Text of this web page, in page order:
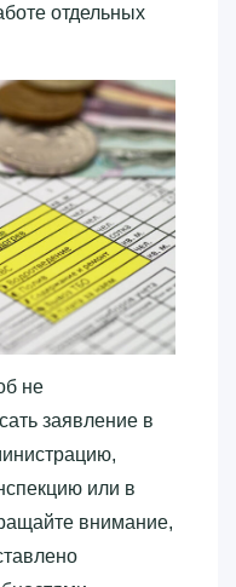
отдельных
не
заявление в
или в
внимание,